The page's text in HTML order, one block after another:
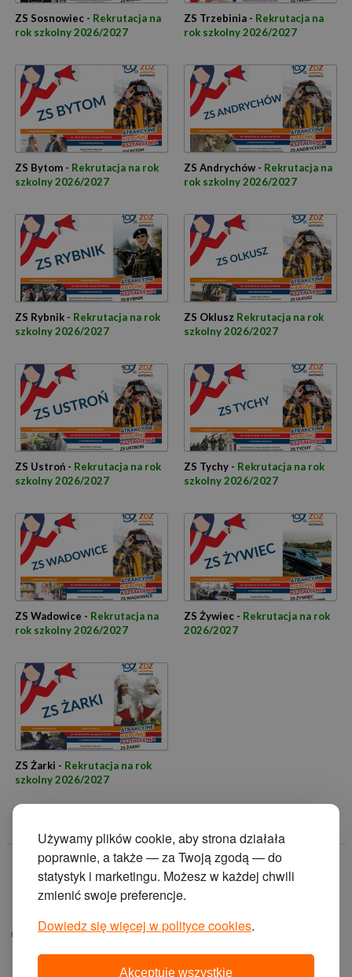
Używamy plików cookie, aby strona działała
poprawnie, a także — za Twoją zgodą — do
statystyk i marketingu. Możesz w każdej chwili
zmienić swoje preferencje.
Dowiedz się więcej w polityce cookies.
Akceptuję wszystkie
ZS Sosnowiec - Rekrutacja na
rok szkolny 2026/2027
ZS Trzebinia - Rekrutacja na
rok szkolny 2026/2027
ZS Bytom - Rekrutacja na rok
szkolny 2026/2027
ZS Andrychów - Rekrutacja na
rok szkolny 2026/2027
ZS Rybnik - Rekrutacja na rok
szkolny 2026/2027
ZS Oklusz Rekrutacja na rok
szkolny 2026/2027
ZS Ustroń - Rekrutacja na rok
szkolny 2026/2027
ZS Tychy - Rekrutacja na rok
szkolny 2026/2027
ZS Wadowice - Rekrutacja na
rok szkolny 2026/2027
ZS Żywiec - Rekrutacja na rok
2026/2027
ZS Żarki - Rekrutacja na rok
szkolny 2026/2027
© 2014 Zakład
Doskonalenia
Zawodowego w
ul. Krasińskiego 2, 40-